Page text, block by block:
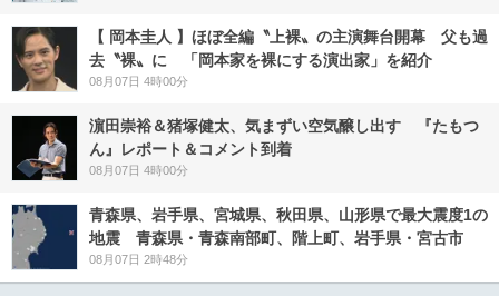
【 岡本圭人 】ほぼ全編〝上裸〟の主演舞台開幕 父も過
去〝裸〟に 「岡本家を裸にする演出家」を紹介
08月07日 4時00分
濵田崇裕＆猪塚健太、気まずい空気醸し出す 『たもつ
ん』レポート＆コメント到着
08月07日 4時00分
青森県、岩手県、宮城県、秋田県、山形県で最大震度1の
地震 青森県・青森南部町、階上町、岩手県・宮古市
08月07日 2時48分